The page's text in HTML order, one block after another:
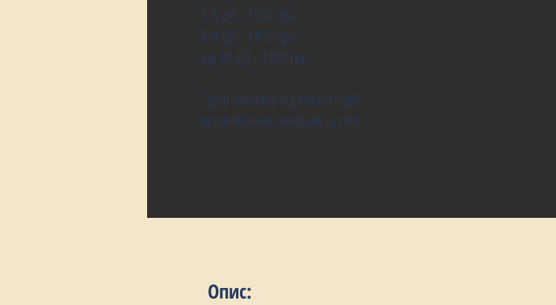
3-5 діб - 1550 грн
6-9 діб - 1450 грн
від 10 діб - 1400 грн
*ціна залежить від кількості діб,
проживаючих, вихідних та свят
Опис: